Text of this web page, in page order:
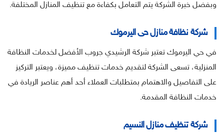
وبفضل خبرة الشركة يتم التعامل بكفاءة مع تنظيف المنازل المختلفة.
شركة نظافة منازل حى اليرموك
في حي اليرموك تعتبر شركة الرشيدي جروب الأفضل لخدمات النظافة
المنزلية، تسعى الشركة لتقديم خدمات تنظيف مميزة، ويعتبر التركيز
على التفاصيل والاهتمام بمتطلبات العملاء أحد أهم عناصر الريادة في
خدمات النظافة المقدمة.
شركة تنظيف منازل النسيم